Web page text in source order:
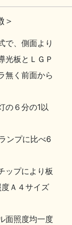
＞
で、側面より
光板とＬＧＰ
無く前面から
の６分の1以
ンプに比べ6
ップにより板
Ａ４サイズ
面照度均一度